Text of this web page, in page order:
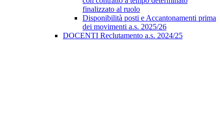
finalizzato al ruolo
Disponibilità posti e Accantonamenti prima
dei movimenti a.s. 2025/26
DOCENTI Reclutamento a.s. 2024/25